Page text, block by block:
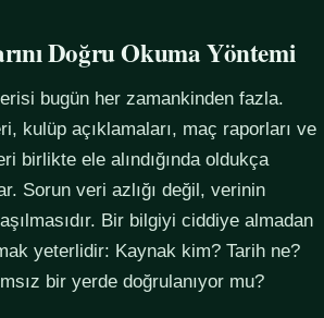
Doğru Okuma Yöntemi
bugün her zamankinden fazla.
kulüp açıklamaları, maç raporları ve
birlikte ele alındığında oldukça
Sorun veri azlığı değil, verinin
Bir bilgiyi ciddiye almadan
yeterlidir: Kaynak kim? Tarih ne?
bir yerde doğrulanıyor mu?